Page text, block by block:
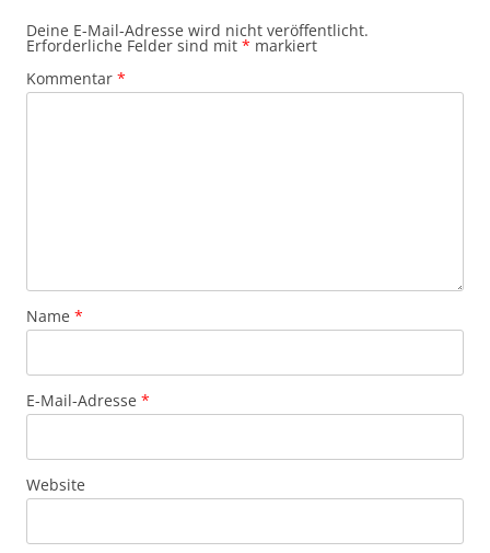
Deine E-Mail-Adresse wird nicht veröffentlicht.
Erforderliche Felder sind mit * markiert
Kommentar *
Name *
E-Mail-Adresse *
Website